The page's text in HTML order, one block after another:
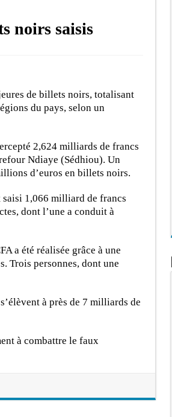
noirs saisis
de billets noirs, totalisant
du pays, selon un
2,624 milliards de francs
Ndiaye (Sédhiou). Un
d’euros en billets noirs.
saisi 1,066 milliard de francs
dont l’une a conduit à
a été réalisée grâce à une
Trois personnes, dont une
à près de 7 milliards de
à combattre le faux